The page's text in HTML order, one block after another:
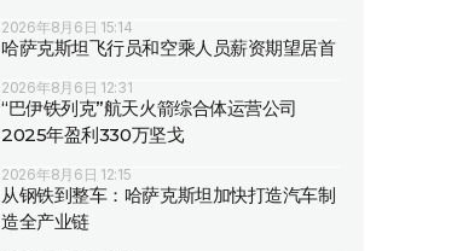
2026年8月6日 15:14
哈萨克斯坦飞行员和空乘人员薪资期望居首
2026年8月6日 12:31
“巴伊铁列克”航天火箭综合体运营公司
2025年盈利330万坚戈
2026年8月6日 12:15
从钢铁到整车：哈萨克斯坦加快打造汽车制
造全产业链